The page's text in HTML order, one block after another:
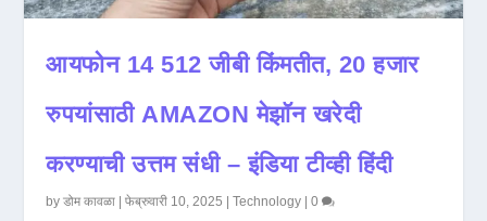
आयफोन 14 512 जीबी किंमतीत, 20 हजार
रुपयांसाठी AMAZON मेझॉन खरेदी
करण्याची उत्तम संधी – इंडिया टीव्ही हिंदी
byडोम कावळा |फेब्रुवारी 10, 2025 |Technology |0